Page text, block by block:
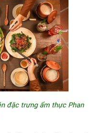
đặc trưng ẩm thực Phan